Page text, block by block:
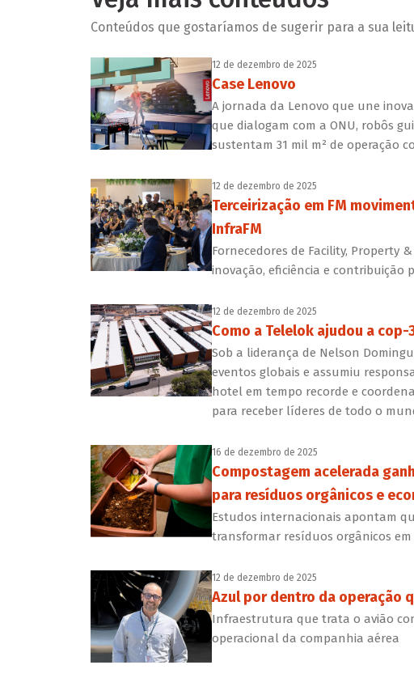
Conteúdos que gostaríamos de sugerir para a sua
12 de dezembro de 2025
Case Lenovo
A jornada da Lenovo que une
que dialogam com a ONU, robôs
sustentam 31 mil m² de operação
12 de dezembro de 2025
Terceirização em FM
InfraFM
Fornecedores de Facility, Property
inovação, eficiência e contribuição
12 de dezembro de 2025
Como a Telelok ajudou a
Sob a liderança de Nelson
eventos globais e assumiu
hotel em tempo recorde e
para receber líderes de todo o
16 de dezembro de 2025
Compostagem acelerada
para resíduos orgânicos e
Estudos internacionais apontam
transformar resíduos orgânicos
12 de dezembro de 2025
Azul por dentro da operação
Infraestrutura que trata o avião
operacional da companhia aérea